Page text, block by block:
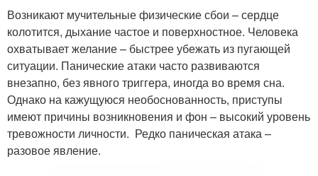
Возникают мучительные физические сбои – сердце
колотится, дыхание частое и поверхностное. Человека
охватывает желание – быстрее убежать из пугающей
ситуации. Панические атаки часто развиваются
внезапно, без явного триггера, иногда во время сна.
Однако на кажущуюся необоснованность, приступы
имеют причины возникновения и фон – высокий уровень
тревожности личности. Редко паническая атака –
разовое явление.